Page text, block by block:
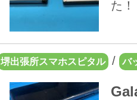
た
堺出張所スマホスピタル / バ